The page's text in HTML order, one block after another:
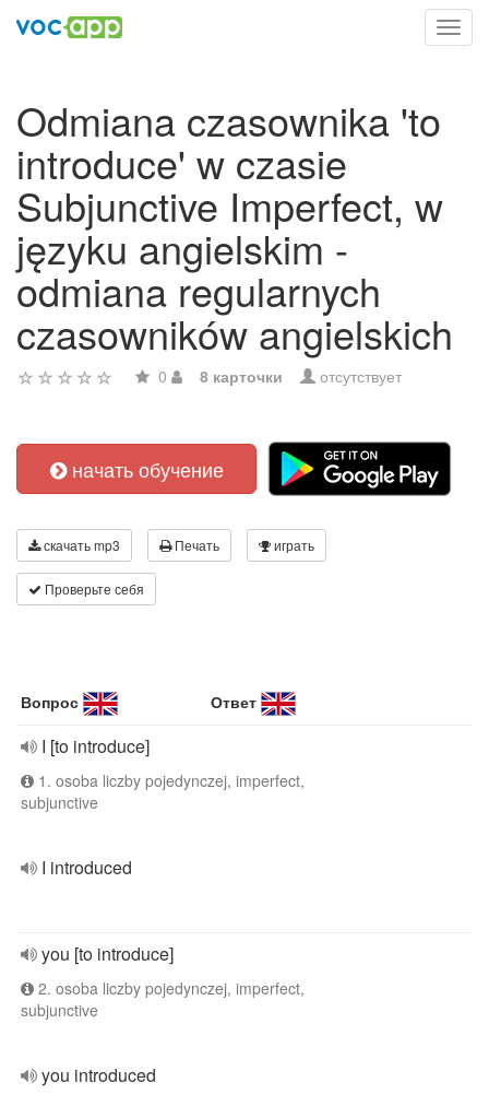
Odmiana czasownika 'to
introduce' w czasie
Subjunctive Imperfect, w
języku angielskim -
odmiana regularnych
czasowników angielskich
0 8 карточки отсутствует
начать обучение
скачать mp3 Печать играть
Проверьте себя
Вопрос Ответ
I [to introduce]
1. osoba liczby pojedynczej, imperfect,
subjunctive
I introduced
you [to introduce]
2. osoba liczby pojedynczej, imperfect,
subjunctive
you introduced